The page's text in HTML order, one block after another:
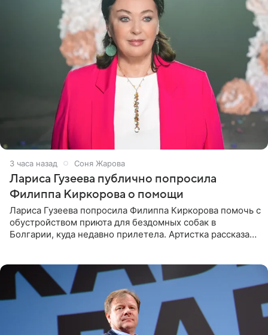
3 часа назад Соня Жарова
Лариса Гузеева публично попросила
Филиппа Киркорова о помощи
Лариса Гузеева попросила Филиппа Киркорова помочь с
обустройством приюта для бездомных собак в
Болгарии, куда недавно прилетела. Артистка рассказала